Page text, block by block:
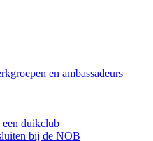
en ambassadeurs
duikclub
bij de NOB